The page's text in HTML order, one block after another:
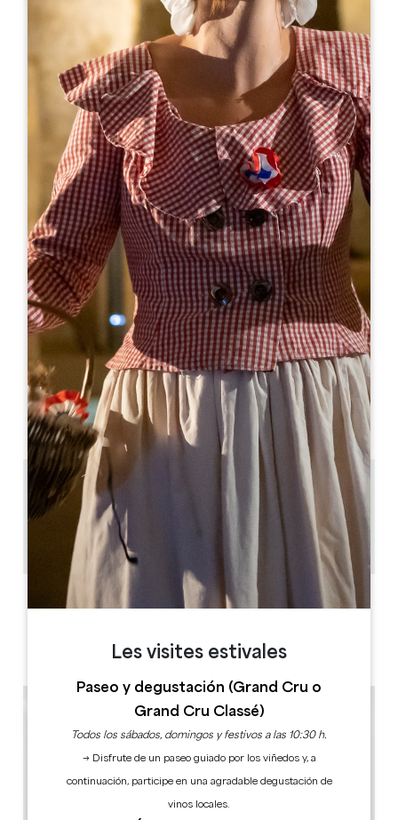
En
15€
Château Mangot
1333 Route de Savoie Château Mangot
33330 Saint-Etienne-de-Lisse
RESERVE
05 57 40 18 23
tourisme@chateaumangot.fr
MES DE APERTURA
F M A M J A S O N D
DÍAS DE APERTURA
L
PM
M
AM
M
AM
PM
J S
AM
PM
8.4 km
35
Copiar código GPS
ETIQUETAS
Les visites estivales
Paseo y degustación (Grand Cru o
Grand Cru Classé)
Todos los sábados, domingos y festivos a las 10:30 h.
→ Disfrute de un paseo guiado por los viñedos y, a
continuación, participe en una agradable degustación de
vinos locales.